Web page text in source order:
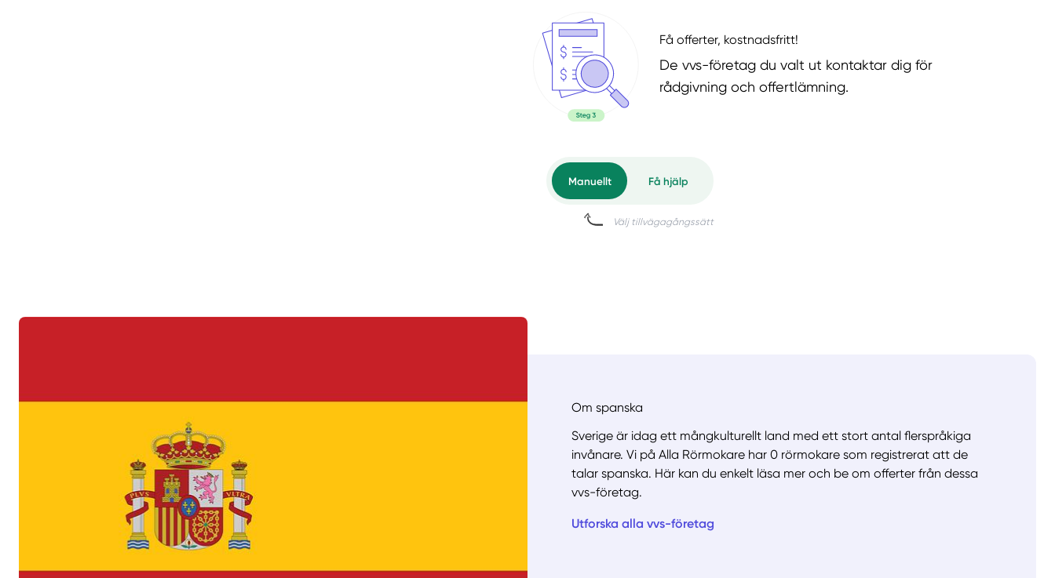
Få offerter, kostnadsfritt!
De vvs-företag du valt ut kontaktar dig för
rådgivning och offertlämning.
Om spanska
Sverige är idag ett mångkulturellt land med ett stort antal flerspråkiga
invånare. Vi på Alla Rörmokare har 0 rörmokare som registrerat att de
talar spanska. Här kan du enkelt läsa mer och be om offerter från dessa
vvs-företag.
Utforska alla vvs-företag